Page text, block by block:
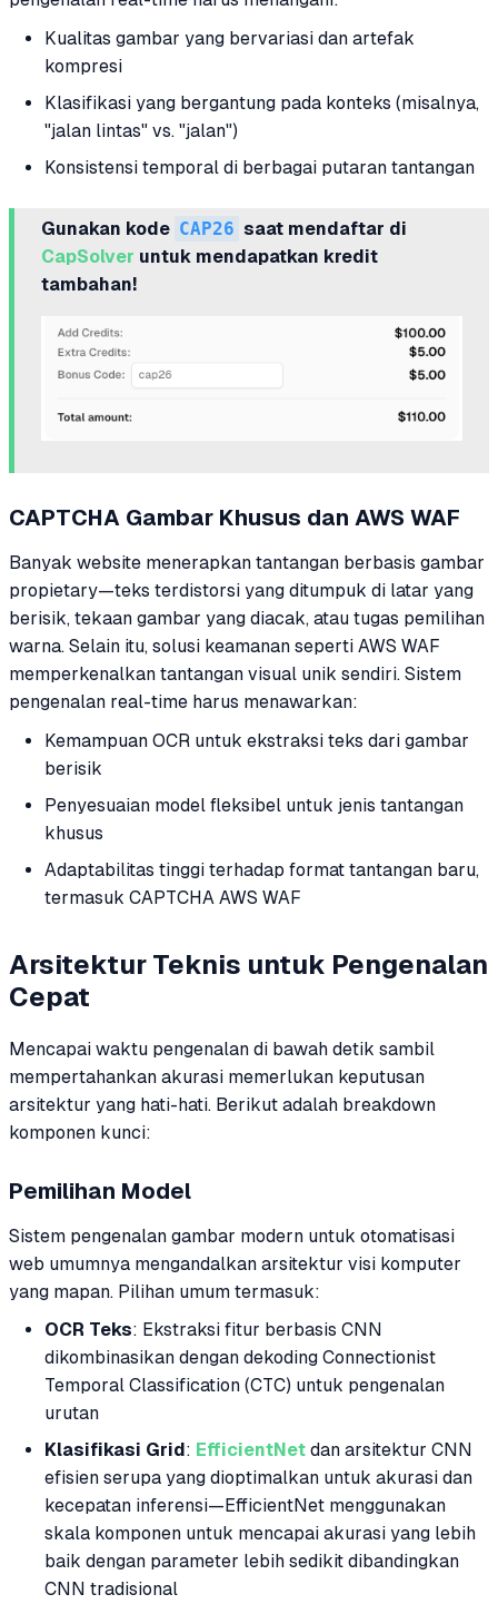
Kualitas gambar yang bervariasi dan artefak
kompresi
Klasifikasi yang bergantung pada konteks (misalnya,
"jalan lintas" vs. "jalan")
Konsistensi temporal di berbagai putaran tantangan
Gunakan kode CAP26 saat mendaftar di
CapSolver untuk mendapatkan kredit
tambahan!
CAPTCHA Gambar Khusus dan AWS WAF
Banyak website menerapkan tantangan berbasis gambar
propietary—teks terdistorsi yang ditumpuk di latar yang
berisik, tekaan gambar yang diacak, atau tugas pemilihan
warna. Selain itu, solusi keamanan seperti AWS WAF
memperkenalkan tantangan visual unik sendiri. Sistem
pengenalan real-time harus menawarkan:
Kemampuan OCR untuk ekstraksi teks dari gambar
berisik
Penyesuaian model fleksibel untuk jenis tantangan
khusus
Adaptabilitas tinggi terhadap format tantangan baru,
termasuk CAPTCHA AWS WAF
Arsitektur Teknis untuk Pengenalan
Cepat
Mencapai waktu pengenalan di bawah detik sambil
mempertahankan akurasi memerlukan keputusan
arsitektur yang hati-hati. Berikut adalah breakdown
komponen kunci:
Pemilihan Model
Sistem pengenalan gambar modern untuk otomatisasi
web umumnya mengandalkan arsitektur visi komputer
yang mapan. Pilihan umum termasuk:
OCR Teks: Ekstraksi fitur berbasis CNN
dikombinasikan dengan dekoding Connectionist
Temporal Classification (CTC) untuk pengenalan
urutan
Klasifikasi Grid : EfficientNet dan arsitektur CNN
efisien serupa yang dioptimalkan untuk akurasi dan
kecepatan inferensi—EfficientNet menggunakan
skala komponen untuk mencapai akurasi yang lebih
baik dengan parameter lebih sedikit dibandingkan
CNN tradisional